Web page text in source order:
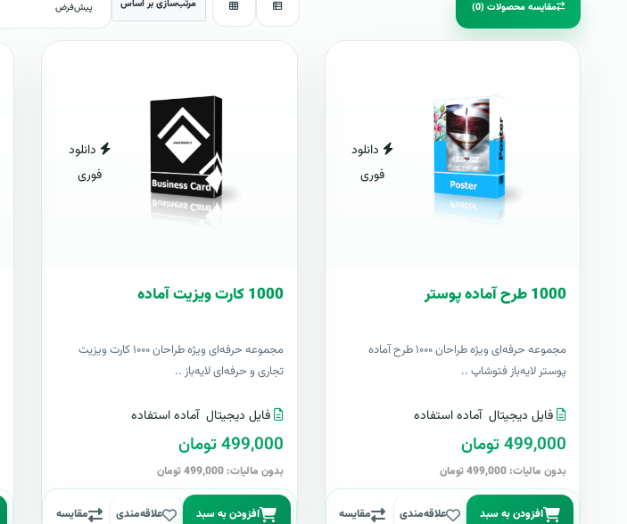
مقایسه محصولات (0) مرتب‌سازی بر اساس
دانلود
فوری
1000 طرح آماده پوستر
مجموعه حرفه‌ای ویژه طراحان ۱۰۰۰ طرح آماده
پوستر لایه‌باز فتوشاپ ..
فایل دیجیتال آماده استفاده
499,000 تومان
بدون مالیات: 499,000 تومان
افزودن به سبد علاقه‌مندی مقایسه
دانلود
فوری
1000 کارت ويزيت آماده
مجموعه حرفه‌ای ویژه طراحان ۱۰۰۰ کارت ویزیت
تجاری و حرفه‌ای لایه‌باز ..
فایل دیجیتال آماده استفاده
499,000 تومان
بدون مالیات: 499,000 تومان
افزودن به سبد علاقه‌مندی مقایسه